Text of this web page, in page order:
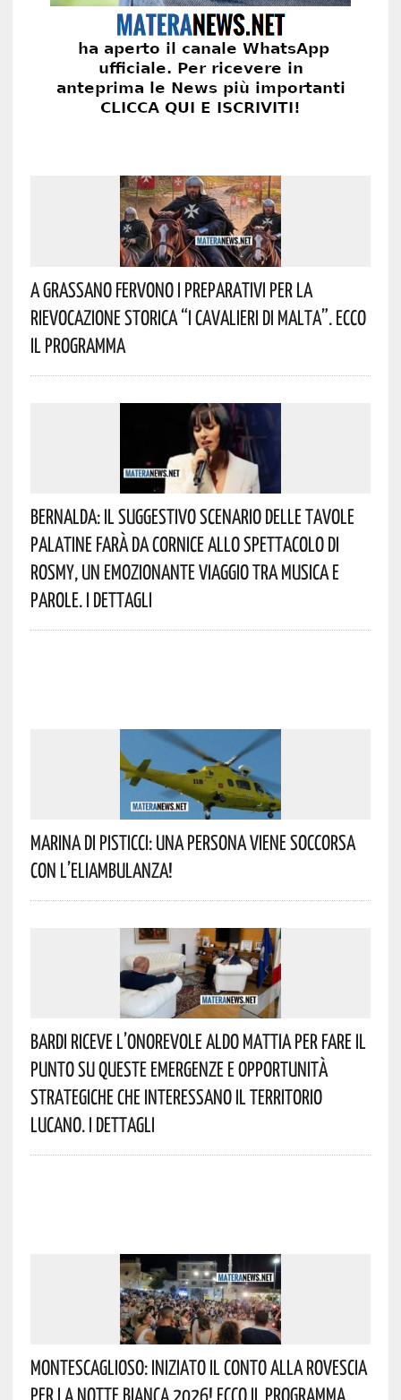
A Grassano Fervono I Preparativi Per La
Rievocazione Storica “I CAVALIERI DI MALTA”. Ecco
Il Programma
Bernalda: Il Suggestivo Scenario Delle Tavole
Palatine Farà Da Cornice Allo Spettacolo Di
Rosmy, Un Emozionante Viaggio Tra Musica E
Parole. I Dettagli
Marina Di Pisticci: Una Persona Viene Soccorsa
Con L’eliambulanza!
Bardi Riceve L’onorevole Aldo Mattia Per Fare Il
Punto Su Queste Emergenze E Opportunità
Strategiche Che Interessano Il Territorio
Lucano. I Dettagli
Montescaglioso: Iniziato Il Conto Alla Rovescia
Per La Notte Bianca 2026! Ecco Il Programma